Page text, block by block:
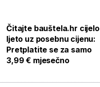
Čitajte bauštela.hr cijelo
ljeto uz posebnu cijenu:
Pretplatite se za samo
3,99 € mjesečno